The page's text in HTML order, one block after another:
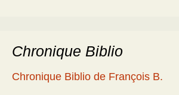
Chronique Biblio
Chronique Biblio de François B.